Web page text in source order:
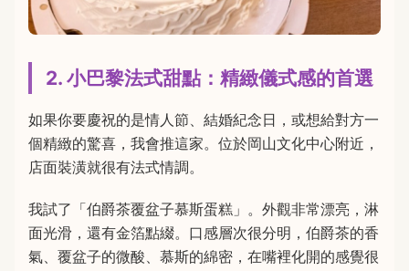
2. 小巴黎法式甜點：精緻儀式感的首選
如果你要慶祝的是情人節、結婚紀念日，或想給對方一
個精緻的驚喜，我會推這家。位於岡山文化中心附近，
店面裝潢就很有法式情調。
我試了「伯爵茶覆盆子慕斯蛋糕」。外觀非常漂亮，淋
面光滑，還有金箔點綴。口感層次很分明，伯爵茶的香
氣、覆盆子的微酸、慕斯的綿密，在嘴裡化開的感覺很